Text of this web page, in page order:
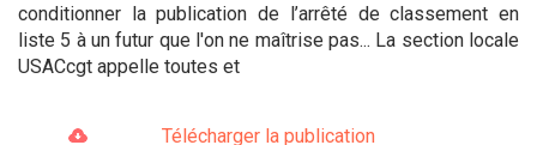
conditionner la publication de l’arrêté de classement en
liste 5 à un futur que l'on ne maîtrise pas... La section locale
USACcgt appelle toutes et
Télécharger la publication